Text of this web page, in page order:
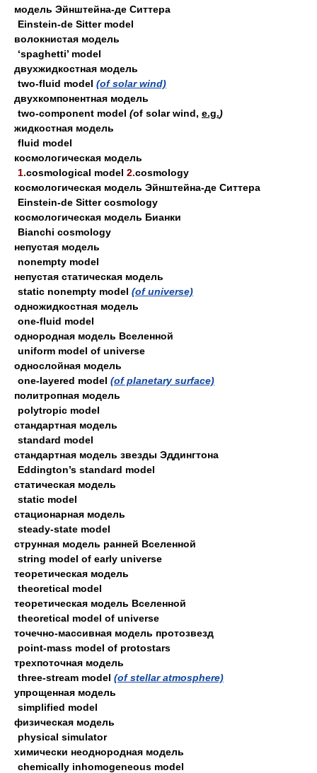
модель Эйнштейна-де Ситтера
Einstein-de Sitter model
волокнистая модель
‘spaghetti’ model
двухжидкостная модель
two-fluid model (of solar wind)
двухкомпонентная модель
two-component model (of solar wind, e.g.)
жидкостная модель
fluid model
космологическая модель
1.cosmological model 2.cosmology
космологическая модель Эйнштейна-де Ситтера
Einstein-de Sitter cosmology
космологическая модель Бианки
Bianchi cosmology
непустая модель
nonempty model
непустая статическая модель
static nonempty model (of universe)
одножидкостная модель
one-fluid model
однородная модель Вселенной
uniform model of universe
однослойная модель
one-layered model (of planetary surface)
политропная модель
polytropic model
стандартная модель
standard model
стандартная модель звезды Эддингтона
Eddington’s standard model
статическая модель
static model
стационарная модель
steady-state model
струнная модель ранней Вселенной
string model of early universe
теоретическая модель
theoretical model
теоретическая модель Вселенной
theoretical model of universe
точечно-массивная модель протозвезд
point-mass model of protostars
трехпоточная модель
three-stream model (of stellar atmosphere)
упрощенная модель
simplified model
физическая модель
physical simulator
химически неоднородная модель
chemically inhomogeneous model